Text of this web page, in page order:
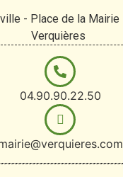
- Place de la
Verquières
04.90.90.22.50